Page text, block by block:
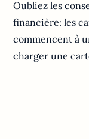
Oubliez les
financière: les
commencent à
charger une